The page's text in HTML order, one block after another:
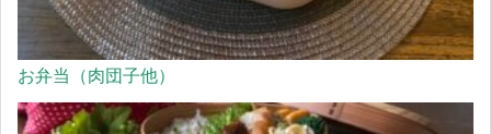
お弁当（肉団子他）